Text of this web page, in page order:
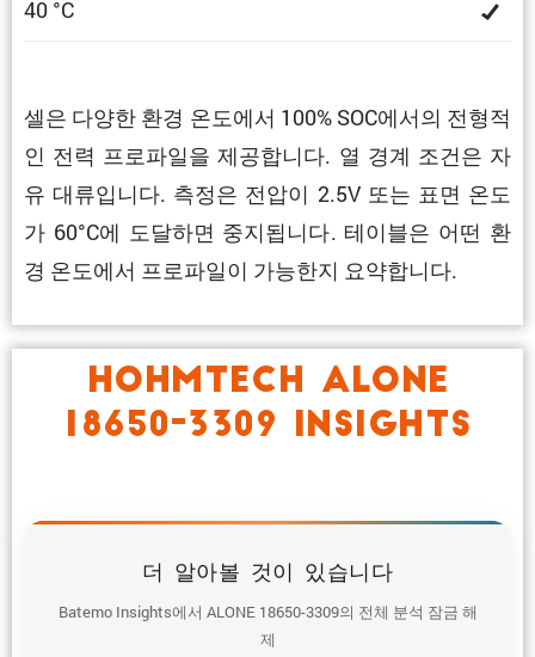
40 °C
셀은 다양한 환경 온도에서 100% SOC에서의 전형적
인 전력 프로파일을 제공합니다. 열 경계 조건은 자
유 대류입니다. 측정은 전압이 2.5V 또는 표면 온도
가 60°C에 도달하면 중지됩니다. 테이블은 어떤 환
경 온도에서 프로파일이 가능한지 요약합니다.
HOHMTECH ALONE
18650-3309 INSIGHTS
더 알아볼 것이 있습니다
Batemo Insights에서 ALONE 18650-3309의 전체 분석 잠금 해
제